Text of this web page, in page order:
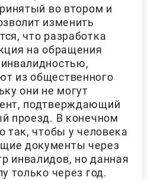
во втором и
изменить
что разработка
на обращения
из общественного
они не могут
подтверждающий
проезд. В конечном
так, чтобы у человека
документы через
инвалидов, но данная
только через год.